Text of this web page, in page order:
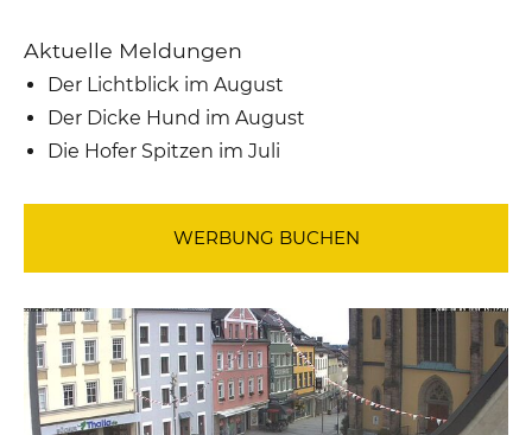
Aktuelle Meldungen
Der Lichtblick im August
Der Dicke Hund im August
Die Hofer Spitzen im Juli
WERBUNG BUCHEN